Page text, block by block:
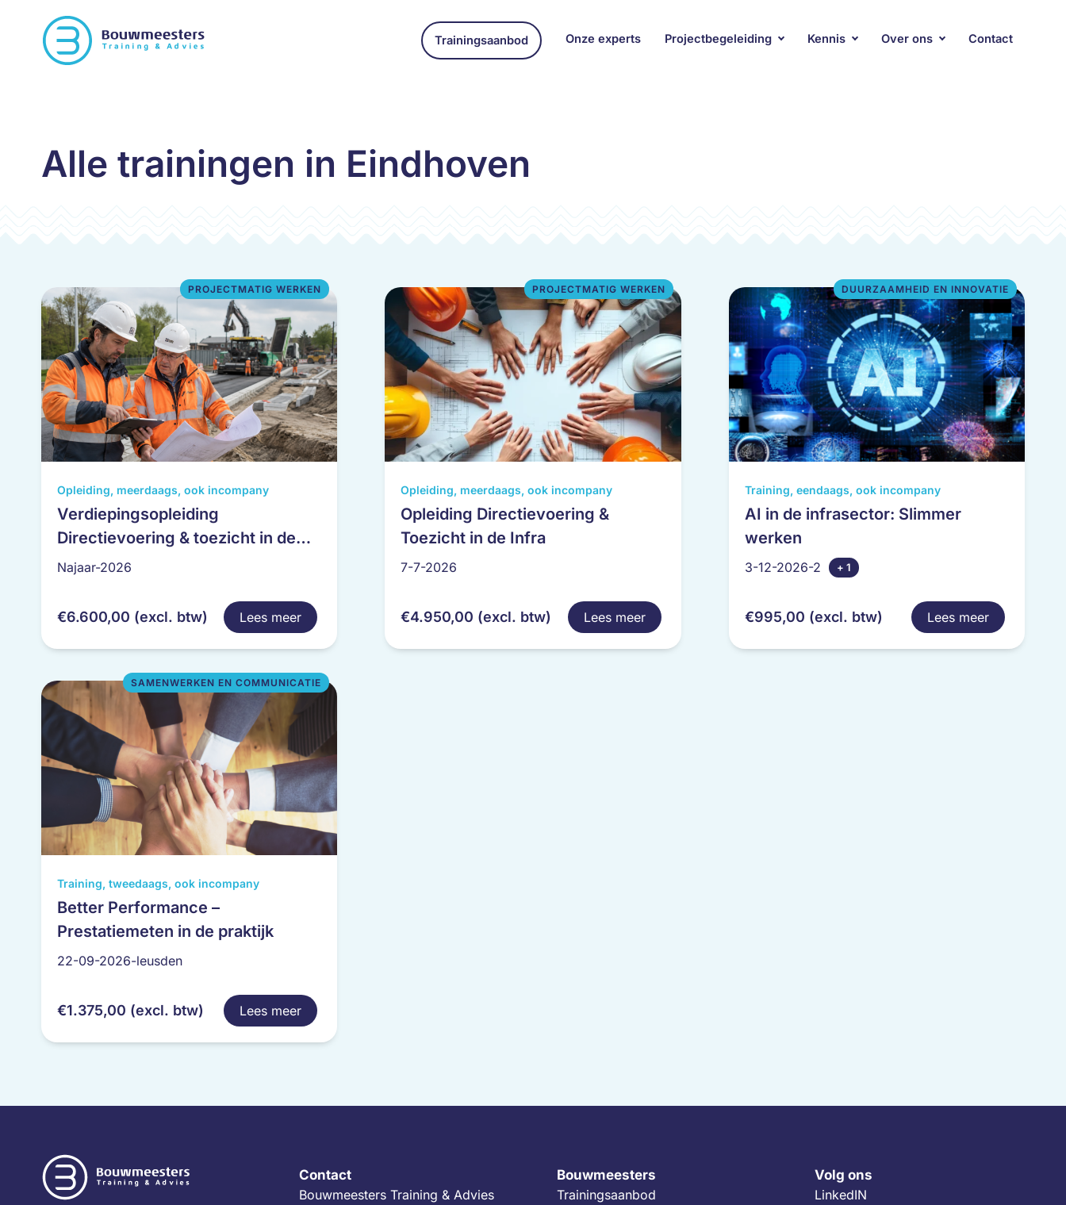
Trainingsaanbod Onze experts Projectbegeleiding Kennis Over ons Contact
Alle trainingen in Eindhoven
Opleiding, meerdaags, ook incompany
Verdiepingsopleiding
Directievoering & toezicht in de
Infra
Najaar-2026
PROJECTMATIG WERKEN
€6.600,00 (excl. btw) Lees meer
Dit
product
heeft
meerdere
variaties.
kan
op
de
productpagina
Opleiding, meerdaags, ook incompany
Opleiding Directievoering &
Toezicht in de Infra
7-7-2026
PROJECTMATIG WERKEN
€4.950,00 (excl. btw) Lees meer
Dit
product
heeft
meerdere
variaties.
kan
Training, eendaags, ook incompany
AI in de infrasector: Slimmer
werken
3-12-2026-2 + 1
DUURZAAMHEID EN INNOVATIE
€995,00 (excl. btw) Lees meer
Dit
product
meerdere
variaties.
kan
Training, tweedaags, ook incompany
Better Performance –
Prestatiemeten in de praktijk
22-09-2026-leusden
SAMENWERKEN EN COMMUNICATIE
€1.375,00 (excl. btw) Lees meer
Dit
product
heeft
meerdere
variaties.
kan
Contact
Bouwmeesters Training & Advies
Bouwmeesters
Trainingsaanbod
Volg ons
LinkedIN